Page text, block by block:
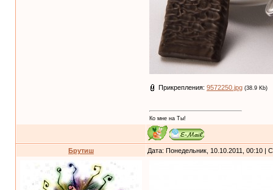
Прикрепления: 9572250.jpg (38.9 Kb)
Ко мне на Ты!
Брутиш Дата: Понедельник, 10.10.2011, 00:10 |